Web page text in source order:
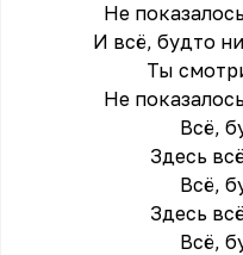
Не
И всё, будто
Ты
Не
Всё,
Здесь
Всё,
Здесь
Всё,